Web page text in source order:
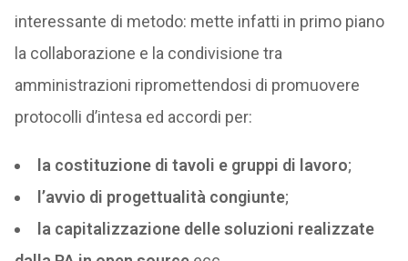
interessante di metodo: mette infatti in primo piano
la collaborazione e la condivisione tra
amministrazioni ripromettendosi di promuovere
protocolli d’intesa ed accordi per:
la costituzione di tavoli e gruppi di lavoro;
l’avvio di progettualità congiunte;
la capitalizzazione delle soluzioni realizzate